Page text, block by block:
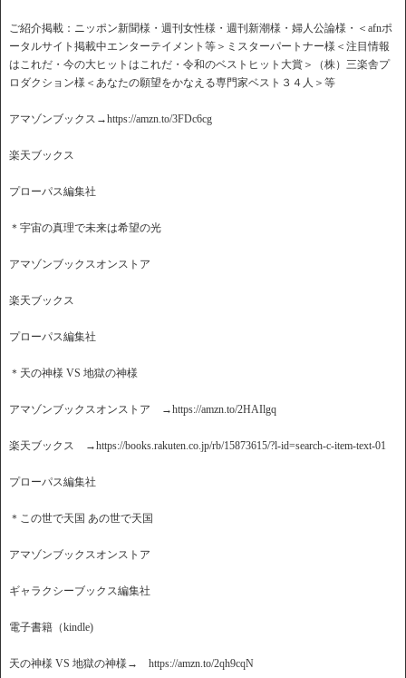
ご紹介掲載：ニッポン新聞様・週刊女性様・週刊新潮様・婦人公論様・＜afnポ
ータルサイト掲載中エンターテイメント等＞ミスターパートナー様＜注目情報
はこれだ・今の大ヒットはこれだ・令和のベストヒット大賞＞（株）三楽舎プ
ロダクション様＜あなたの願望をかなえる専門家ベスト３４人＞等
アマゾンブックス→https://amzn.to/3FDc6cg
楽天ブックス
プローパス編集社
＊宇宙の真理で未来は希望の光
アマゾンブックスオンストア
楽天ブックス
プローパス編集社
＊天の神様 VS 地獄の神様
アマゾンブックスオンストア →https://amzn.to/2HAIlgq
楽天ブックス →https://books.rakuten.co.jp/rb/15873615/?l-id=search-c-item-text-01
プローパス編集社
＊この世で天国 あの世で天国
アマゾンブックスオンストア
ギャラクシーブックス編集社
電子書籍（kindle)
天の神様 VS 地獄の神様→ https://amzn.to/2qh9cqN